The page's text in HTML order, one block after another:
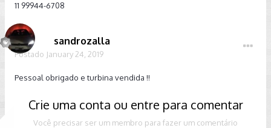
11 99944-6708
sandrozalla
Postado January 24, 2019
Pessoal obrigado e turbina vendida !!
Crie uma conta ou entre para comentar
Você precisar ser um membro para fazer um comentário